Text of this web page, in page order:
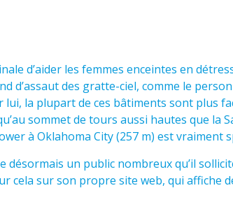
d’aider les femmes enceintes en
d’assaut des gratte-ciel, comme le
lui, la plupart de ces bâtiments sont plus
sommet de tours aussi hautes que la
à Oklahoma City (257 m) est vraiment
désormais un public nombreux qu’il
cela sur son propre site web, qui affiche